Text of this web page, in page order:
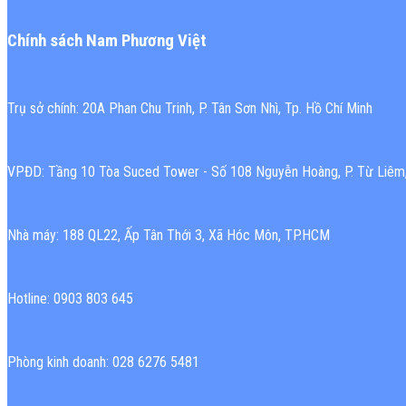
Chính sách Nam Phương Việt
Trụ sở chính: 20A Phan Chu Trinh, P. Tân Sơn Nhì, Tp. Hồ Chí Minh
VPĐD: Tầng 10 Tòa Suced Tower - Số 108 Nguyễn Hoàng, P. Từ
Nhà máy: 188 QL22, Ấp Tân Thới 3, Xã Hóc Môn, TP.HCM
Hotline: 0903 803 645
Phòng kinh doanh: 028 6276 5481